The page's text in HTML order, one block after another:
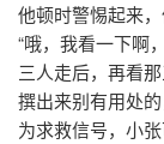
他顿时警惕起来
“哦，我看一下啊
三人走后，再看
撰出来别有用处
为求救信号，小